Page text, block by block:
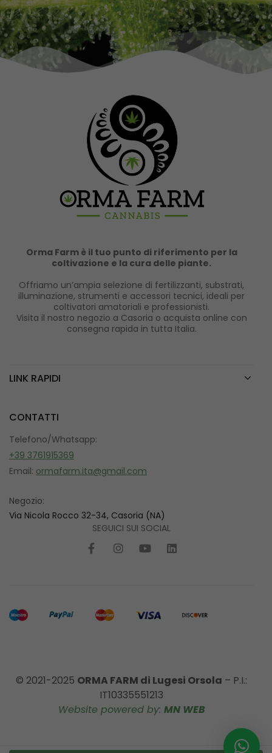
Orma Farm è il tuo punto di riferimento per la
coltivazione e la cura delle piante.
Offriamo un’ampia selezione di fertilizzanti, substrati,
illuminazione, strumenti e accessori tecnici, ideali per
coltivatori amatoriali e professionisti.
Visita il nostro negozio a Casoria o acquista online con
consegna rapida in tutta Italia.
LINK RAPIDI
CONTATTI
Telefono/Whatsapp:
+39 3761915369
Email: ormafarm.ita@gmail.com
Negozio:
Via Nicola Rocco 32-34, Casoria (NA)
SEGUICI SUI SOCIAL
© 2021-2025 ORMA FARM di Lugesi Orsola – P.I.:
IT10335551213
Website powered by: MN WEB